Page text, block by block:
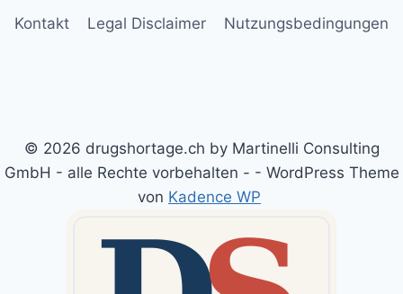
Kontakt
Legal Disclaimer Nutzungsbedingungen
© 2026 drugshortage.ch by Martinelli Consulting
GmbH - alle Rechte vorbehalten - - WordPress Theme
von Kadence WP